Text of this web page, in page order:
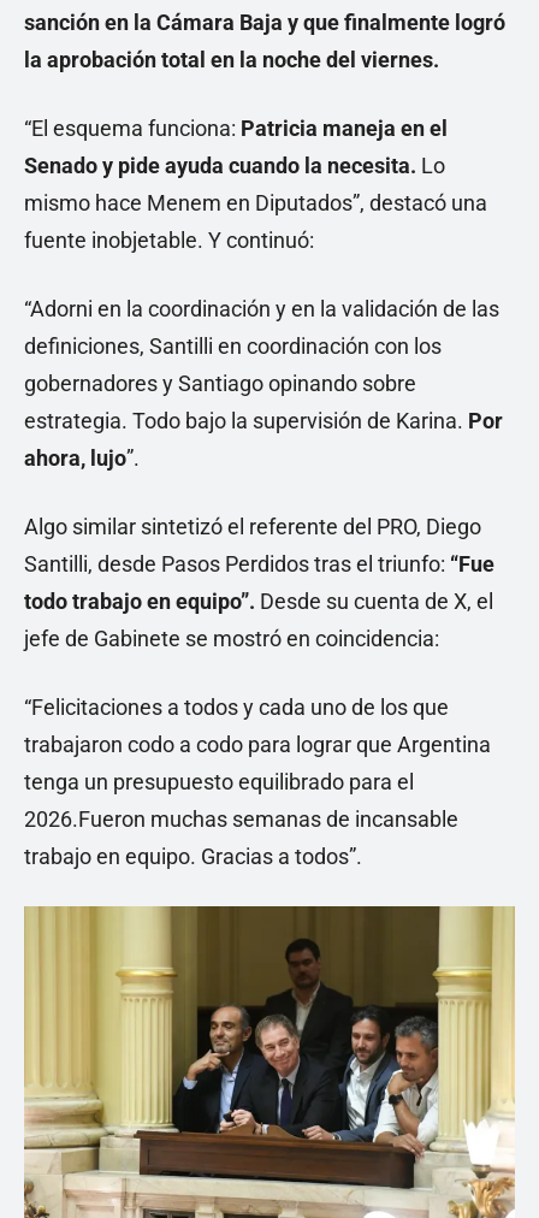
sanción en la Cámara Baja y que finalmente logró
la aprobación total en la noche del viernes.
“El esquema funciona: Patricia maneja en el
Senado y pide ayuda cuando la necesita. Lo
mismo hace Menem en Diputados”, destacó una
fuente inobjetable. Y continuó:
“Adorni en la coordinación y en la validación de las
definiciones, Santilli en coordinación con los
gobernadores y Santiago opinando sobre
estrategia. Todo bajo la supervisión de Karina. Por
ahora, lujo”.
Algo similar sintetizó el referente del PRO, Diego
Santilli, desde Pasos Perdidos tras el triunfo: “Fue
todo trabajo en equipo”. Desde su cuenta de X, el
jefe de Gabinete se mostró en coincidencia:
“Felicitaciones a todos y cada uno de los que
trabajaron codo a codo para lograr que Argentina
tenga un presupuesto equilibrado para el
2026.Fueron muchas semanas de incansable
trabajo en equipo. Gracias a todos”.